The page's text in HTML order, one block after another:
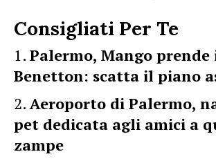
Consigliati Per Te
Palermo, Mango
Benetton: scatta il piano
Aeroporto di Palermo,
pet dedicata agli amici a
zampe